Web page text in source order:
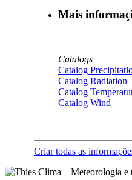
Mais
Catalogs
Catalog
Catalog Radiation
Catalog
Catalog Wind
Criar todas as